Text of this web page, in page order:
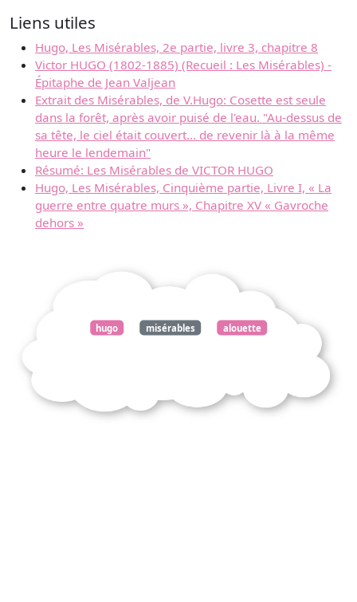
Liens utiles
Hugo, Les Misérables, 2e partie, livre 3, chapitre 8
Victor HUGO (1802-1885) (Recueil : Les Misérables) -
Épitaphe de Jean Valjean
Extrait des Misérables, de V.Hugo: Cosette est seule
dans la forêt, après avoir puisé de l'eau. "Au-dessus de
sa tête, le ciel était couvert... de revenir là à la même
heure le lendemain"
Résumé: Les Misérables de VICTOR HUGO
Hugo, Les Misérables, Cinquième partie, Livre I, « La
guerre entre quatre murs », Chapitre XV « Gavroche
dehors »
hugo misérables alouette